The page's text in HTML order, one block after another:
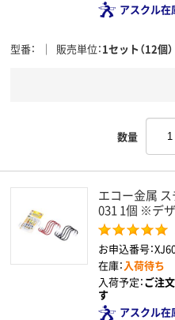
アスクル在
型番 販売単位 1セット（12個）
数量
エコー金属
031 1個 ※デ
お申込番号：
在庫：入荷待ち
入荷予定：ご注
す
アスクル在